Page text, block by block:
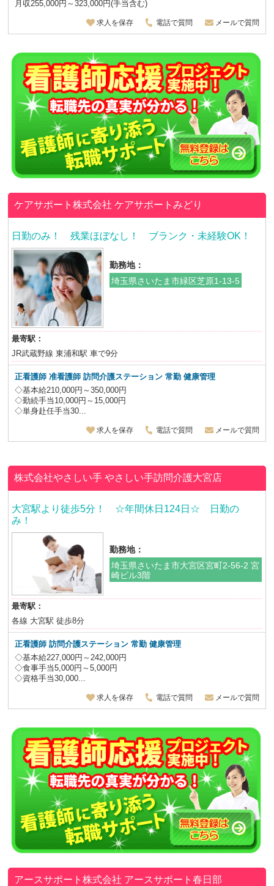
月収255,000円～323,000円(手当含む)
求人を保存 電話で質問 メールで質問
ケアサポート株式会社ケアサポートみどり
日勤のみ！ 残業ほぼなし！ ブランク・未経験OK！
勤務地：
埼玉県さいたま市緑区芝原1-13-5
最寄駅：
JR武蔵野線 東浦和駅 車で9分
正看護師 准看護師 訪問介護ステーション常勤 健康管理
◇基本給210,000円～350,000円
◇勤続手当10,000円～15,000円
◇単身赴任手当30...
求人を保存 電話で質問 メールで質問
株式会社やさしい手やさしい手訪問介護大宮店
大宮駅より徒歩5分！ ☆年間休日124日☆ 日勤の
み！
勤務地：
埼玉県さいたま市大宮区宮町2-56-2 宮
崎ビル3階
最寄駅：
各線 大宮駅 徒歩8分
正看護師訪問介護ステーション 常勤 健康管理
◇基本給227,000円～242,000円
◇食事手当5,000円～5,000円
◇資格手当30,000...
求人を保存 電話で質問 メールで質問
アースサポート株式会社 アースサポート春日部